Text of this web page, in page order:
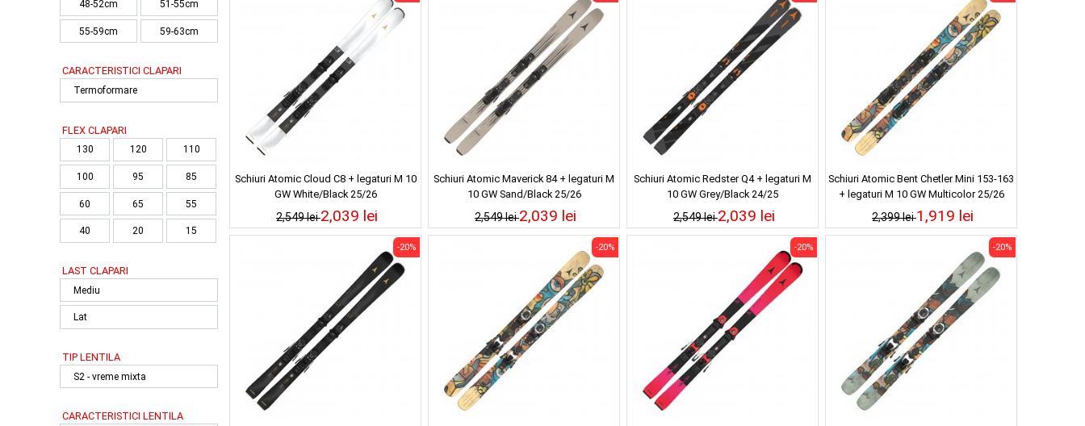
48-52cm 51-55cm
55-59cm 59-63cm
CARACTERISTICI CLAPARI
Termoformare
FLEX CLAPARI
130 120 110
100 95 85
60 65 55
40 20 15
LAST CLAPARI
Mediu
Lat
TIP LENTILA
S2 - vreme mixta
CARACTERISTICI LENTILA
Schiuri Atomic Cloud C8 + legaturi M 10
GW White/Black 25/26
2,549 lei2,039 lei
Schiuri Atomic Maverick 84 + legaturi M
10 GW Sand/Black 25/26
2,549 lei2,039 lei
Schiuri Atomic Redster Q4 + legaturi M
10 GW Grey/Black 24/25
2,549 lei2,039 lei
Schiuri Atomic Bent Chetler Mini 153-163
+ legaturi M 10 GW Multicolor 25/26
2,399 lei1,919 lei
-20% -20% -20% -20%